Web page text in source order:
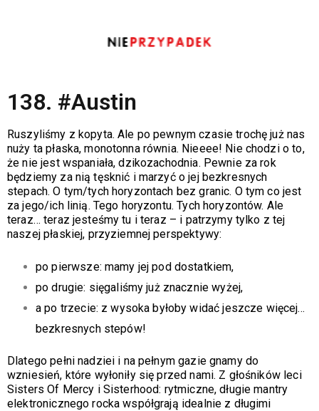
138. #Austin
Ruszyliśmy z kopyta. Ale po pewnym czasie trochę już nas
nuży ta płaska, monotonna równia. Nieeee! Nie chodzi o to,
że nie jest wspaniała, dzikozachodnia. Pewnie za rok
będziemy za nią tęsknić i marzyć o jej bezkresnych
stepach. O tym/tych horyzontach bez granic. O tym co jest
za jego/ich linią. Tego horyzontu. Tych horyzontów. Ale
teraz… teraz jesteśmy tu i teraz – i patrzymy tylko z tej
naszej płaskiej, przyziemnej perspektywy:
po pierwsze: mamy jej pod dostatkiem,
po drugie: sięgaliśmy już znacznie wyżej,
a po trzecie: z wysoka byłoby widać jeszcze więcej…
bezkresnych stepów!
Dlatego pełni nadziei i na pełnym gazie gnamy do
wzniesień, które wyłoniły się przed nami. Z głośników leci
Sisters Of Mercy i Sisterhood: rytmiczne, długie mantry
elektronicznego rocka współgrają idealnie z długimi